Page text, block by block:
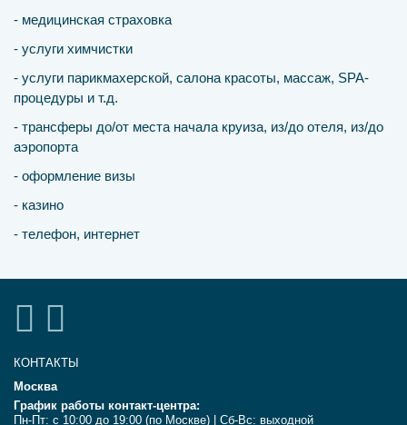
- медицинская страховка
- услуги химчистки
- услуги парикмахерской, салона красоты, массаж, SPA-
процедуры и т.д.
- трансферы до/от места начала круиза, из/до отеля, из/до
аэропорта
- оформление визы
- казино
- телефон, интернет
КОНТАКТЫ
Москва
График работы контакт-центра:
Пн-Пт: с 10:00 до 19:00 (по Москве) | Сб-Вс: выходной